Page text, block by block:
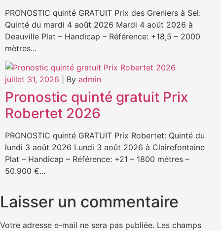
PRONOSTIC quinté GRATUIT Prix des Greniers à Sel:
Quinté du mardi 4 août 2026 Mardi 4 août 2026 à
Deauville Plat – Handicap – Référence: +18,5 – 2000
mètres...
juillet 31, 2026 By admin
Pronostic quinté gratuit Prix
Robertet 2026
PRONOSTIC quinté GRATUIT Prix Robertet: Quinté du
lundi 3 août 2026 Lundi 3 août 2026 à Clairefontaine
Plat – Handicap – Référence: +21 – 1800 mètres –
50.900 €...
Laisser un commentaire
Votre adresse e-mail ne sera pas publiée. Les champs